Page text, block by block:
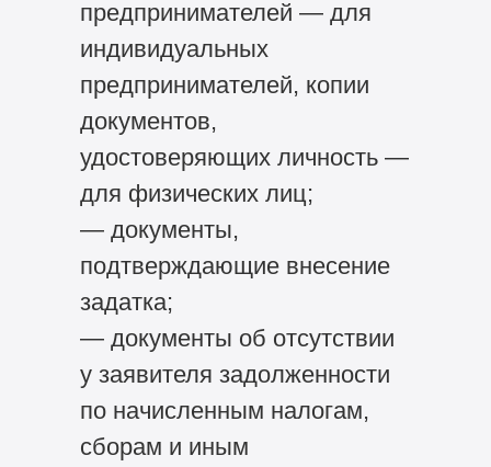
предпринимателей — для
индивидуальных
предпринимателей, копии
документов,
удостоверяющих личность —
для физических лиц;
— документы,
подтверждающие внесение
задатка;
— документы об отсутствии
у заявителя задолженности
по начисленным налогам,
сборам и иным